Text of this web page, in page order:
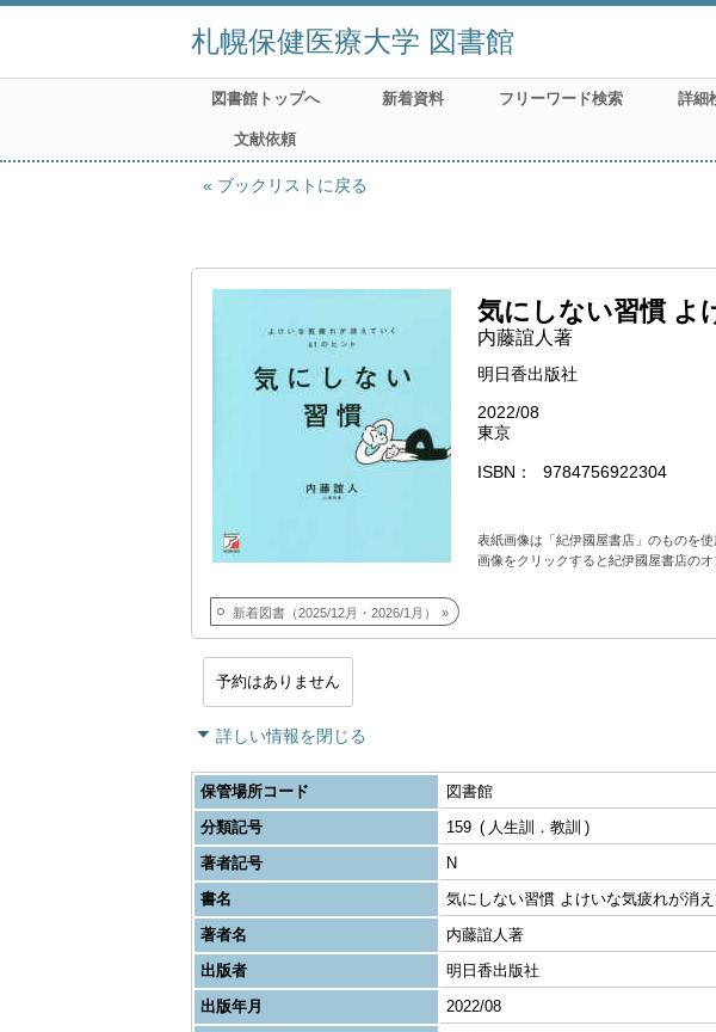
札幌保健医療大学 図書館
図書館トップへ 新着資料 フリーワード検索 詳細
文献依頼
ブックリストに戻る
気にしない習慣 よ
内藤誼人著
明日香出版社
2022/08
東京
ISBN 9784756922304
表紙画像は「紀伊國屋書店」のものを使
画像をクリックすると紀伊國屋書店の
新着図書（2025/12月・2026/1月）
予約はありません
詳しい情報を閉じる
保管場所コード
図書館
分類記号
159
人生訓．教訓
著者記号
N
書名
気にしない習慣 よけいな気疲れが消
著者名
内藤誼人著
出版者
明日香出版社
出版年月
2022/08